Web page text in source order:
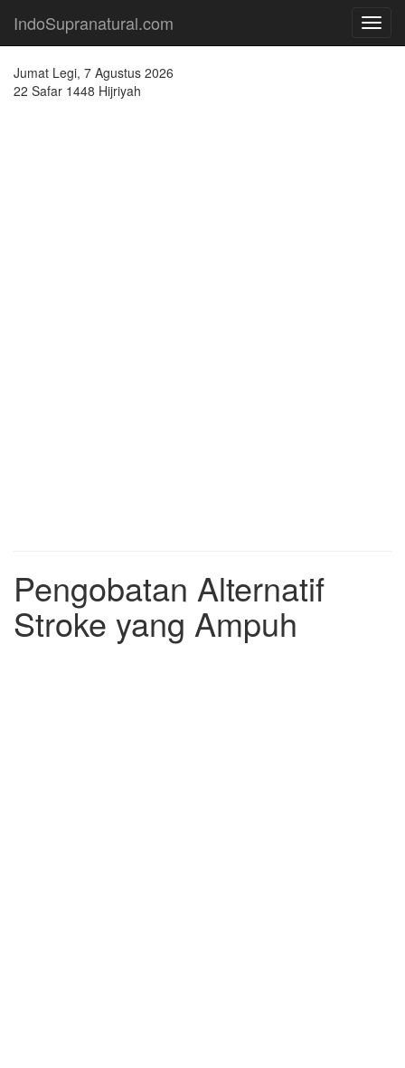
IndoSupranatural.com
Jumat Legi, 7 Agustus 2026
22 Safar 1448 Hijriyah
Pengobatan Alternatif
Stroke yang Ampuh